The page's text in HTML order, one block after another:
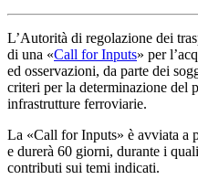
L’Autorità di regolazione dei
di una «Call for Inputs» per
ed osservazioni, da parte dei
criteri per la determinazione del
infrastrutture ferroviarie.
La «Call for Inputs» è avviata a
e durerà 60 giorni, durante i
contributi sui temi indicati.